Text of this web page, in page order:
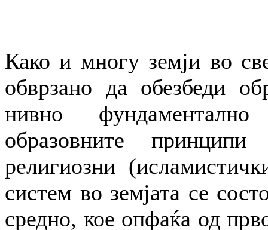
Како и многу земји во
обврзано да обезбеди
нивно
образовните
религиозни
систем во земјата се
средно, кое опфаќа од